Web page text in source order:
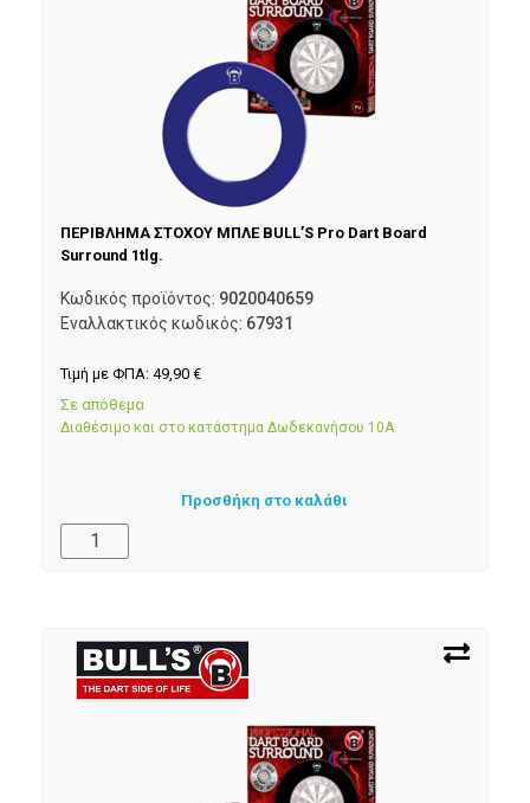
ΠΕΡΙΒΛΗΜΑ ΣΤΟΧΟΥ ΜΠΛΕ BULL’S Pro Dart Board
Surround 1tlg.
Κωδικός προϊόντος: 9020040659
Εναλλακτικός κωδικός: 67931
Τιμή με ΦΠΑ: 49,90 €
Σε απόθεμα
Διαθέσιμο και στο κατάστημα Δωδεκανήσου 10Α
Προσθήκη στο καλάθι